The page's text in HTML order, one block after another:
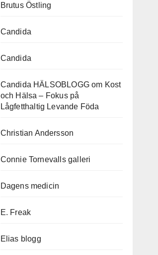
Brutus Östling
Candida
Candida
Candida HÄLSOBLOGG om Kost
och Hälsa – Fokus på
Lågfetthaltig Levande Föda
Christian Andersson
Connie Tornevalls galleri
Dagens medicin
E. Freak
Elias blogg